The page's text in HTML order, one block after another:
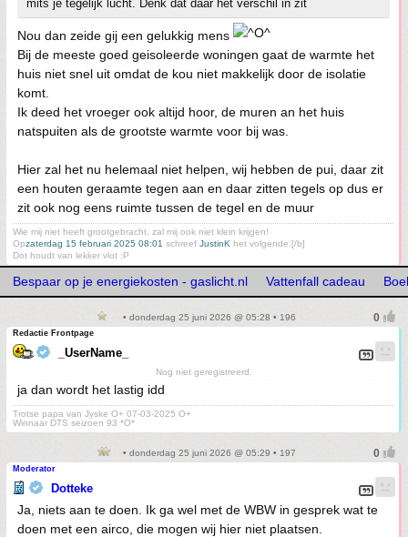
mits je tegelijk lucht. Denk dat daar het verschil in zit
Nou dan zeide gij een gelukkig mens
Bij de meeste goed geisoleerde woningen gaat de warmte het
huis niet snel uit omdat de kou niet makkelijk door de isolatie
komt.
Ik deed het vroeger ook altijd hoor, de muren an het huis
natspuiten als de grootste warmte voor bij was.
Hier zal het nu helemaal niet helpen, wij hebben de pui, daar zit
een houten geraamte tegen aan en daar zitten tegels op dus er
zit ook nog eens ruimte tussen de tegel en de muur
Wie mij niet heeft grootgebracht, zal mij ook niet klein krijgen!
Opzaterdag 15 februari 2025 08:01 schreef JustinK het volgende:[/b]
Dot houdt van lekker vlot :P
Bespaar op je energiekosten - gaslicht.nl Vattenfall cadeau
• donderdag 25 juni 2026 @ 05:28 • 196
Redactie Frontpage
_UserName_
Nog niet geregistreerd.
ja dan wordt het lastig idd
Trotse papa van Jyske O+ 07-03-2025 O+
Winnaar DTS seizoen 93 *O*
• donderdag 25 juni 2026 @ 05:29 • 197
Moderator
Dotteke
Ja, niets aan te doen. Ik ga wel met de WBW in gesprek wat te
doen met een airco, die mogen wij hier niet plaatsen.